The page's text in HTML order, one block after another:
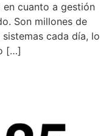
cuanto a gestión
Son millones de
cada día, lo
[…]